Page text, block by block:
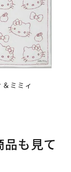
ミミィ
も見て